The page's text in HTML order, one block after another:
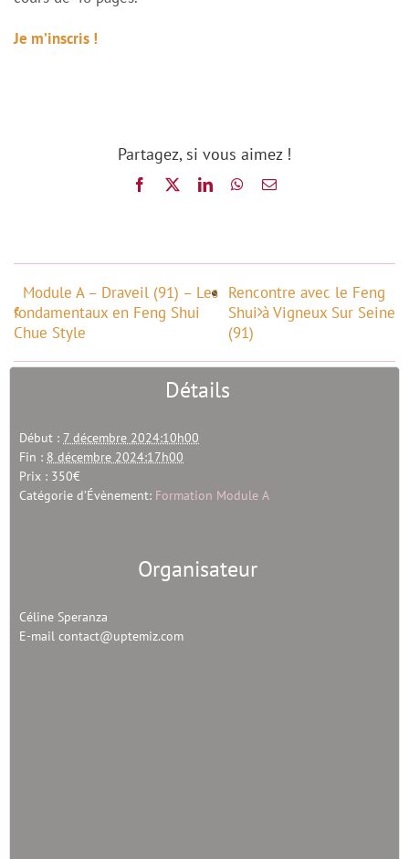
Je m’inscris !
Partagez, si vous aimez !
Facebook LinkedInWhatsApp
Email
Module A – Draveil (91) – Les
fondamentaux en Feng Shui
Chue Style
Rencontre avec le Feng
Shui à Vigneux Sur Seine
(91)
Détails
Début : 7 décembre 2024:10h00
Fin : 8 décembre 2024:17h00
Prix : 350€
Catégorie d’Évènement: Formation Module A
Organisateur
Céline Speranza
E-mail contact@uptemiz.com